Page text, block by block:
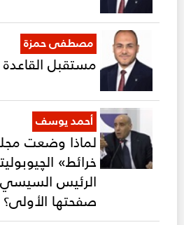
مصطفى حمزة
مستقبل القاعدة
أحمد يوسف
لماذا وضعت
خرائط»
الرئيس
صفحتها الأولى؟